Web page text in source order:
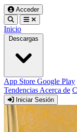
Acceder
Inicio
Descargas
App Store Google Play
Tendencias Acerca de
Iniciar Sesión